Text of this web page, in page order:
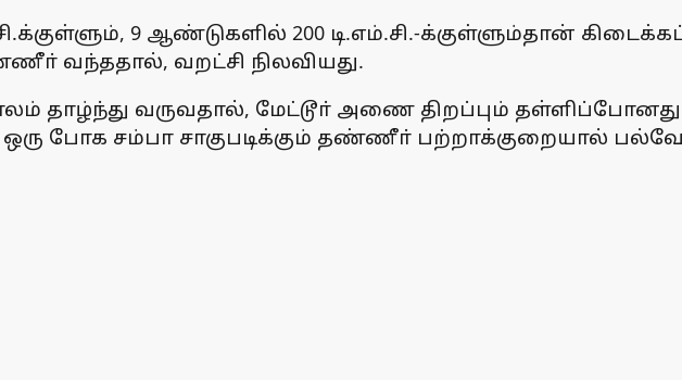
9 ஆண்டுகளில் 200 டி.எம்.சி.-க்குள்ளும்தான்
வந்ததால், வறட்சி நிலவியது.
தாழ்ந்து வருவதால், மேட்டூா் அணை திறப்பும்
ஒரு போக சம்பா சாகுபடிக்கும் தண்ணீா் பற்றாக்குறையால்